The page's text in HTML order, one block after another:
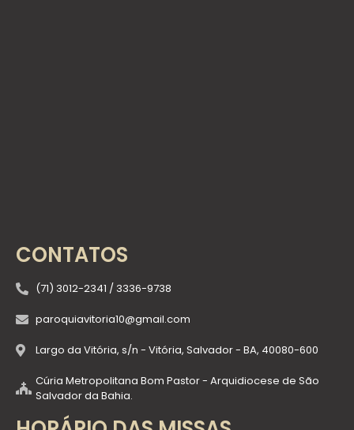
CONTATOS
(71) 3012-2341 / 3336-9738
paroquiavitoria10@gmail.com
Largo da Vitória, s/n - Vitória, Salvador - BA, 40080-600
Cúria Metropolitana Bom Pastor - Arquidiocese de São
Salvador da Bahia.